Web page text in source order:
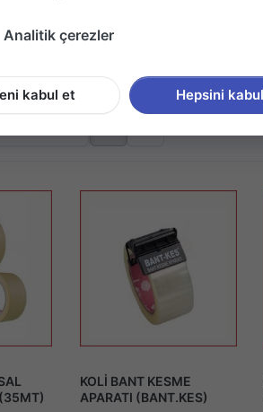
KOLİ BANT KESME
APARATI (BANT.KES)
Analitik çerezler
kabul et Hepsini